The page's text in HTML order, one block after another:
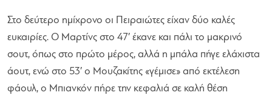
Στο δεύτερο ημίχρονο οι Πειραιώτες είχαν δύο καλές
ευκαιρίες. Ο Μαρτίνς στο 47′ έκανε και πάλι το μακρινό
σουτ, όπως στο πρώτο μέρος, αλλά η μπάλα πήγε ελάχιστα
άουτ, ενώ στο 53′ ο Μουζακίτης «γέμισε» από εκτέλεση
φάουλ, ο Μπιανκόν πήρε την κεφαλιά σε καλή θέση